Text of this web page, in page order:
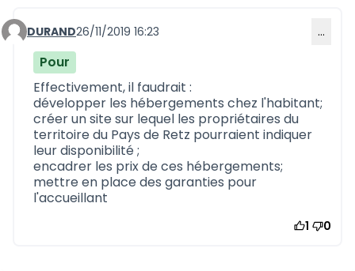
Commentaire 732
DURAND26/11/2019 16:23 …
Pour
Effectivement, il faudrait :
développer les hébergements chez l'habitant;
créer un site sur lequel les propriétaires du
territoire du Pays de Retz pourraient indiquer
leur disponibilité ;
encadrer les prix de ces hébergements;
mettre en place des garanties pour
l'accueillant
1 0